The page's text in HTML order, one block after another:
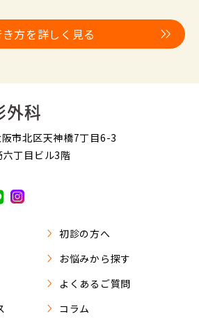
方を詳しく見る
市北区天神橋7丁目6-3
丁目ビル3階
初診の方へ
お悩みから探す
よくあるご質問
コラム